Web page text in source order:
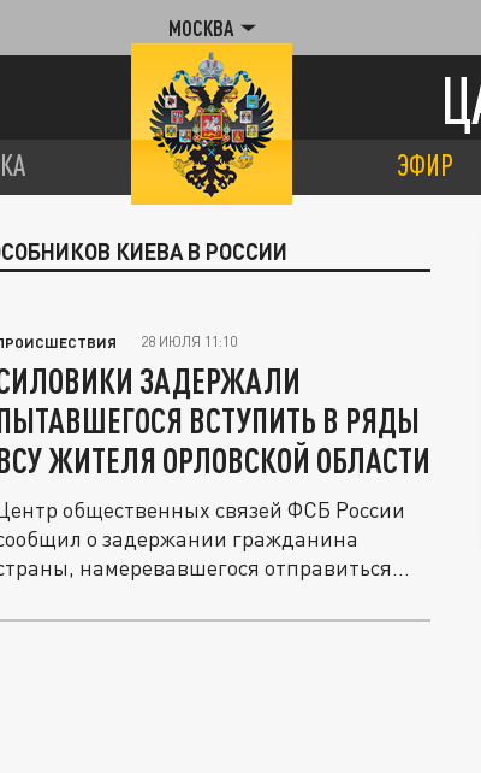
МОСКВА
ЭФИР
КИЕВА В РОССИИ
28 ИЮЛЯ 11:10
ЗАДЕРЖАЛИ
ВСТУПИТЬ В РЯДЫ
ЖИТЕЛЯ ОРЛОВСКОЙ ОБЛАСТИ
общественных связей ФСБ России
о задержании гражданина
намеревавшегося отправиться...